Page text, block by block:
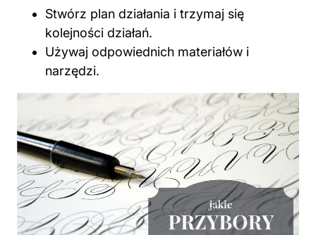
Stwórz plan działania i trzymaj się
kolejności działań.
Używaj odpowiednich materiałów i
narzędzi.